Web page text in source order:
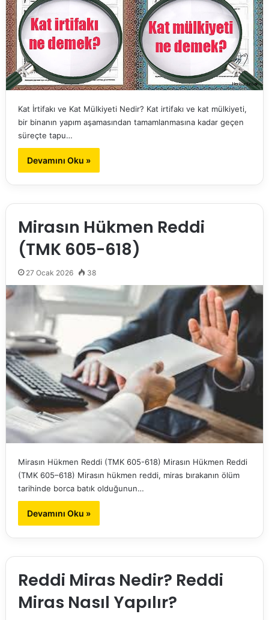
Kat İrtifakı ve Kat Mülkiyeti Nedir? Kat irtifakı ve kat mülkiyeti,
bir binanın yapım aşamasından tamamlanmasına kadar geçen
süreçte tapu…
Devamını Oku »
Mirasın Hükmen Reddi
(TMK 605-618)
27 Ocak 2026 38
Mirasın Hükmen Reddi (TMK 605-618) Mirasın Hükmen Reddi
(TMK 605–618) Mirasın hükmen reddi, miras bırakanın ölüm
tarihinde borca batık olduğunun…
Devamını Oku »
Reddi Miras Nedir? Reddi
Miras Nasıl Yapılır?